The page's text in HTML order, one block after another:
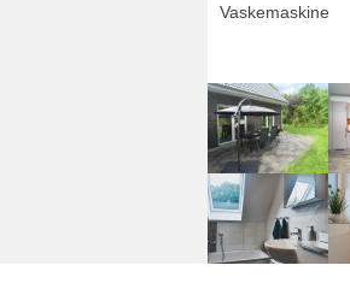
Vaskemaskine